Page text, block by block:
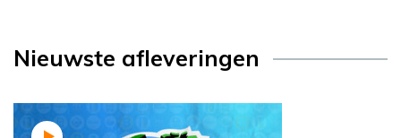
Nieuwste afleveringen